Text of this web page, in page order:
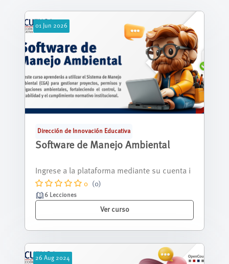
01 Jun 2026
Dirección de Innovación Educativa
Software de Manejo Ambiental
biental. En este espacio conocerás el f...
0 (0)
6 Lecciones
Ver curso
26 Aug 2024